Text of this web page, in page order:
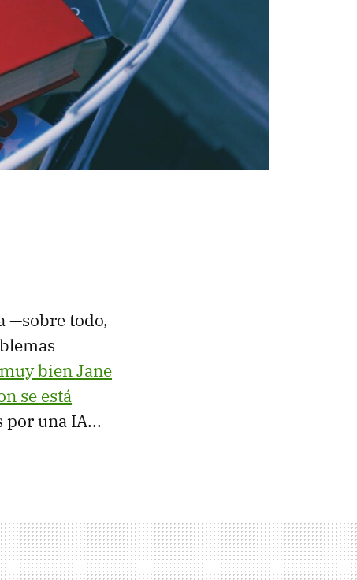
—sobre todo,
bien Jane
se está
por una IA...